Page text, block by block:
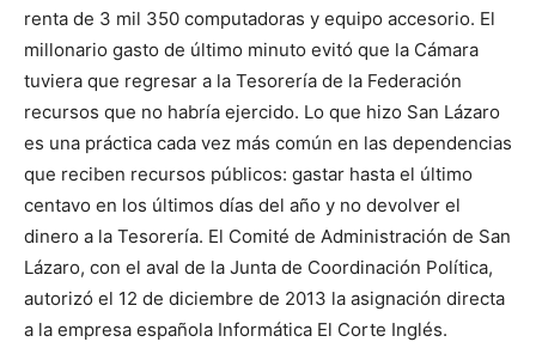
renta de 3 mil 350 computadoras y equipo accesorio. El
millonario gasto de último minuto evitó que la Cámara
tuviera que regresar a la Tesorería de la Federación
recursos que no habría ejercido. Lo que hizo San Lázaro
es una práctica cada vez más común en las dependencias
que reciben recursos públicos: gastar hasta el último
centavo en los últimos días del año y no devolver el
dinero a la Tesorería. El Comité de Administración de San
Lázaro, con el aval de la Junta de Coordinación Política,
autorizó el 12 de diciembre de 2013 la asignación directa
a la empresa española Informática El Corte Inglés.